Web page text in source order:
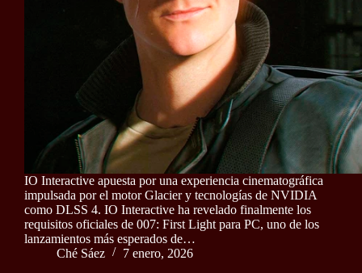
IO Interactive apuesta por una experiencia cinematográfica
impulsada por el motor Glacier y tecnologías de NVIDIA
como DLSS 4. IO Interactive ha revelado finalmente los
requisitos oficiales de 007: First Light para PC, uno de los
lanzamientos más esperados de…
Ché Sáez
7 enero, 2026